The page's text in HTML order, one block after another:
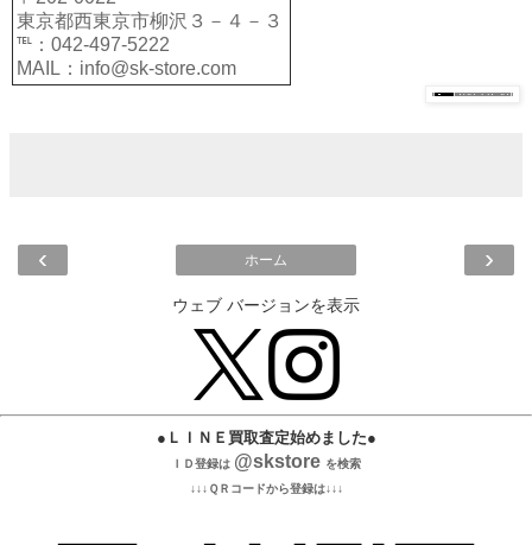
東京都西東京市柳沢３－４－３
℡：042-497-5222
MAIL：info@sk-store.com
‹ ›
ホーム
ウェブ バージョンを表示
●ＬＩＮＥ買取査定始めました●
ＩＤ登録は @skstore を検索
↓↓↓ＱＲコードから登録は↓↓↓